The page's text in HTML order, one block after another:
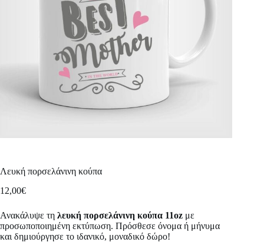
Λευκή πορσελάνινη κούπα
12,00€
Ανακάλυψε τη λευκή πορσελάνινη κούπα 11oz με
προσωποποιημένη εκτύπωση. Πρόσθεσε όνομα ή μήνυμα
και δημιούργησε το ιδανικό, μοναδικό δώρο!